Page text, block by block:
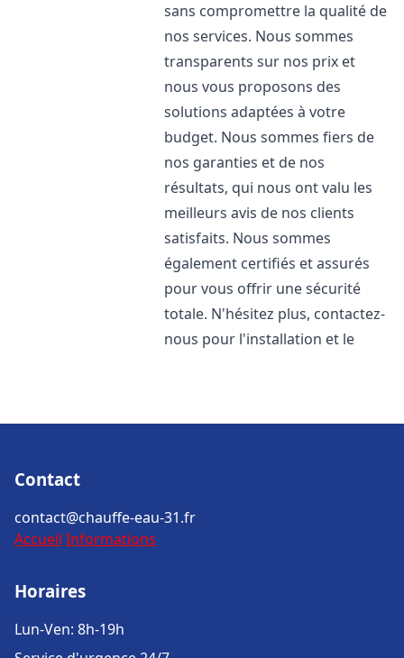
sans compromettre la qualité de
nos services. Nous sommes
transparents sur nos prix et
nous vous proposons des
solutions adaptées à votre
budget. Nous sommes fiers de
nos garanties et de nos
résultats, qui nous ont valu les
meilleurs avis de nos clients
satisfaits. Nous sommes
également certifiés et assurés
pour vous offrir une sécurité
totale. N'hésitez plus, contactez-
nous pour l'installation et le
Contact
contact@chauffe-eau-31.fr
Accueil Informations
Horaires
Lun-Ven: 8h-19h